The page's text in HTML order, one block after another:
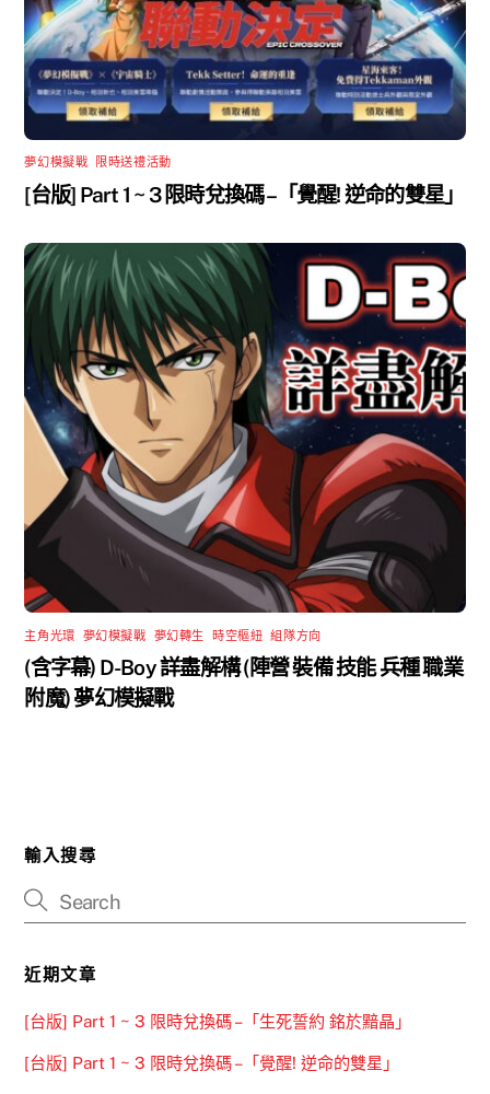
夢幻模擬戰 限時送禮活動
[台版] Part 1 ~ 3 限時兌換碼 –「覺醒! 逆命的雙星」
主角光環 夢幻模擬戰 夢幻轉生 ,時空樞紐 ,組隊方向
(含字幕) D-Boy 詳盡解構 (陣營 裝備 技能 兵種 職業
附魔) 夢幻模擬戰
輸入搜尋
近期文章
[台版] Part 1 ~ 3 限時兌換碼 –「生死誓約 銘於黯晶」
[台版] Part 1 ~ 3 限時兌換碼 –「覺醒! 逆命的雙星」